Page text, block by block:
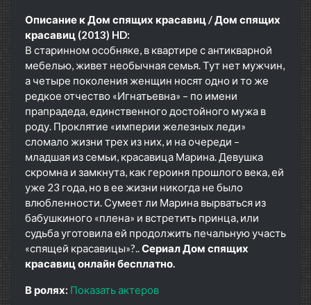
Описание к Дом спящих красавиц / Дом спящих
красавиц (2013) HD:
В старинном особняке, в квартире с антикварной
мебелью, живет необычная семья. Тут нет мужчин,
а четыре поколения женщин носят одно и то же
редкое отчество «Игнатьевна» – по имени
прапрадеда, единственного достойного мужа в
роду. Проклятие «империи железных леди»
сломало жизни трех из них, и на очереди –
младшая из семьи, красавица Марина. Девушка
скромна и замкнута, как героиня прошлого века, ей
уже 23 года, но в ее жизни никогда не было
влюбленности. Сумеет ли Марина вырваться из
бабушкиного «плена» и встретить принца, или
судьба уготовила ей продолжить печальную участь
«спящей красавицы»?.. Сериал Дом спящих
красавиц онлайн бесплатно.
В ролях: Показать актеров